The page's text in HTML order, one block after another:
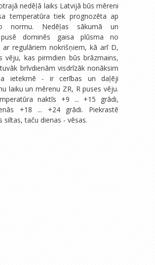
nedēļā laiks Latvijā būs mēreni
temperatūra tiek prognozēta ap
normu. Nedēļas sākumā un
dominēs gaisa plūsma no
ar regulāriem nokrišņiem, kā arī D,
vēju, kas pirmdien būs brāzmains,
brīvdienām visdrīzāk nonāksim
ietekmē - ir cerības un daļēji
laiku un mērenu ZR, R puses vēju.
naktīs +9 ... +15 grādi,
+18 ... +24 grādi. Piekrastē
siltas, taču dienas - vēsas.